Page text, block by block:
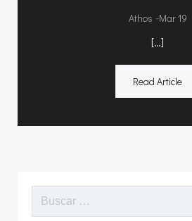
Athos -Mar 19
[…]
Read Article
Buscar: